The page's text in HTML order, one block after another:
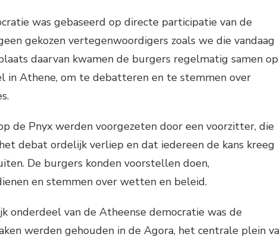
was gebaseerd op directe participatie van de
gekozen vertegenwoordigers zoals we die vandaag
daarvan kwamen de burgers regelmatig samen op
in Athene, om te debatteren en te stemmen over
de Pnyx werden voorgezeten door een voorzitter, die
debat ordelijk verliep en dat iedereen de kans kreeg
De burgers konden voorstellen doen,
en stemmen over wetten en beleid.
onderdeel van de Atheense democratie was de
werden gehouden in de Agora, het centrale plein